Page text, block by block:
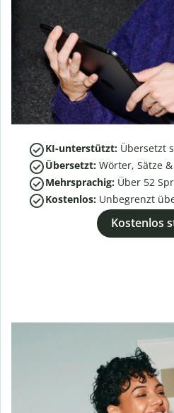
KI-unterstützt: Übersetzt
Übersetzt: Wörter, Sätze
Mehrsprachig: Über 52
Kostenlos: Unbegrenzt
Kostenlos